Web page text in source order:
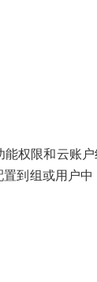
权限和云账
到组或用户